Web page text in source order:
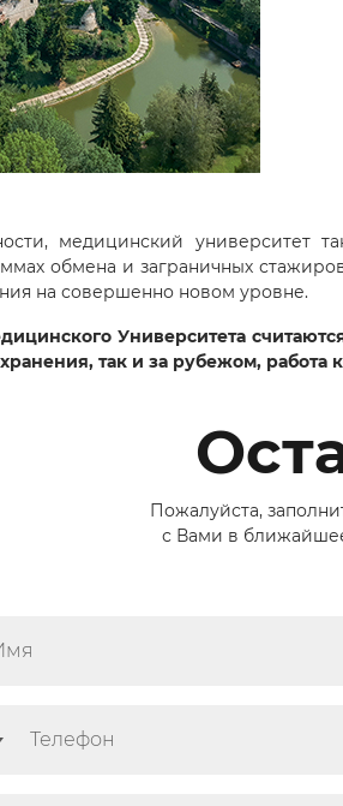
медицинский университет
обмена и заграничных
на совершенно новом уровне.
Университета
так и за рубежом, работа
Пожалуйста,
с Вами в